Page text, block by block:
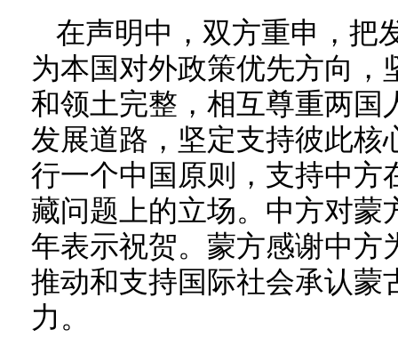
在声明中，双方重申，把
为本国对外政策优先方向，
和领土完整，相互尊重两国
发展道路，坚定支持彼此核
行一个中国原则，支持中方
藏问题上的立场。中方对蒙
年表示祝贺。蒙方感谢中方
推动和支持国际社会承认蒙
力。